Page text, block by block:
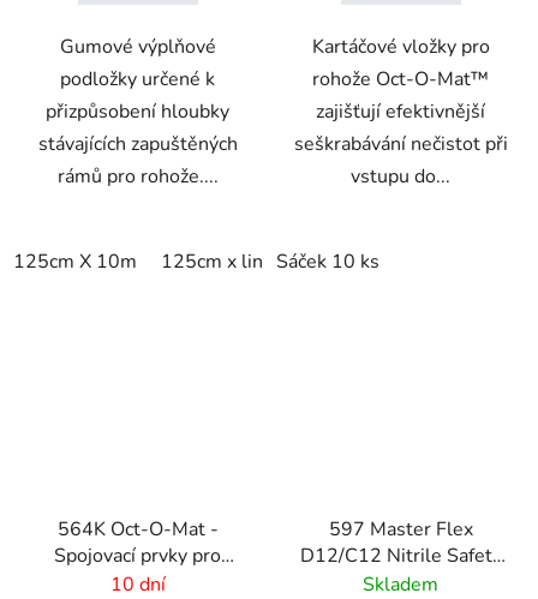
Gumové výplňové
podložky určené k
přizpůsobení hloubky
stávajících zapuštěných
rámů pro rohože....
125cm X 10m 125cm x linm
Kartáčové vložky pro
rohože Oct-O-Mat™
zajišťují efektivnější
seškrabávání nečistot při
vstupu do...
Sáček 10 ks
564K Oct-O-Mat -
Spojovací prvky pro
rohožové systémy
10 dní
597 Master Flex
D12/C12 Nitrile Safety
Ramps - Připojitelné
Skladem